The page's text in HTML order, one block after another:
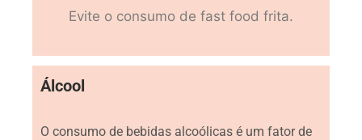
Evite o consumo de fast food frita.
Álcool
O consumo de bebidas alcoólicas é um fator de